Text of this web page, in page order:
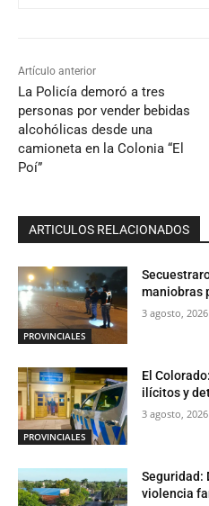
Artículo anterior
La Policía demoró a tres
personas por vender bebidas
alcohólicas desde una
camioneta en la Colonia “El
Poí”
ARTICULOS RELACIONADOS
PROVINCIALES
maniobras
3 agosto, 2026
PROVINCIALES
El
ilícitos y
3 agosto, 2026
Seguridad:
violencia